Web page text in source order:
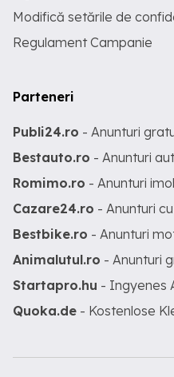
Modifică setările de
Regulament Campanie
Parteneri
Publi24.ro - Anunturi
Bestauto.ro - Anunturi
Romimo.ro - Anunturi
Cazare24.ro - Anunturi
Bestbike.ro - Anunturi
Animalutul.ro - Anunturi
Startapro.hu - Ingyenes
Quoka.de - Kostenlose